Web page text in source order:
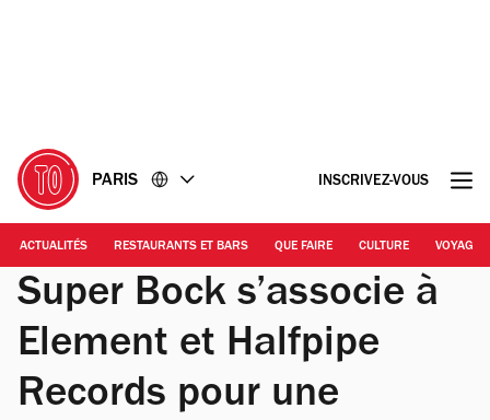
PARIS INSCRIVEZ-VOUS
ACTUALITÉS RESTAURANTS ET BARS QUE FAIRE CULTURE VOYAGE
Super Bock s’associe à
Element et Halfpipe
Records pour une